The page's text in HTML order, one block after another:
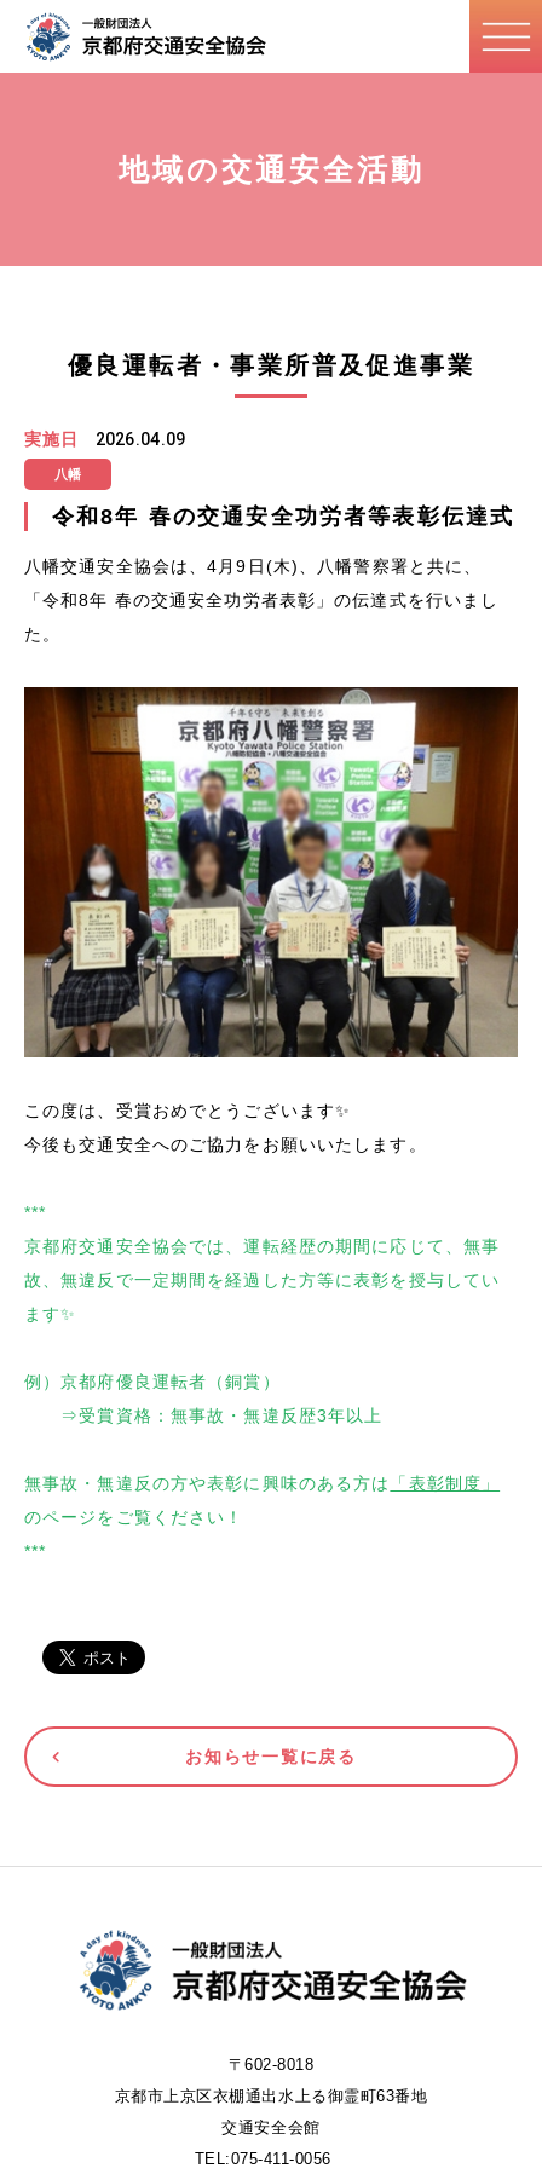
地域の交通安全活動
優良運転者・事業所普及促進事業
実施日 2026.04.09
八幡
令和8年 春の交通安全功労者等表彰伝達式
八幡交通安全協会は、4月9日(木)、八幡警察署と共に、
「令和8年 春の交通安全功労者表彰」の伝達式を行いまし
た。
この度は、受賞おめでとうございます✨
今後も交通安全へのご協力をお願いいたします。
***
京都府交通安全協会では、運転経歴の期間に応じて、無事
故、無違反で⼀定期間を経過した方等に表彰を授与してい
ます✨
例）京都府優良運転者（銅賞）
⇒受賞資格：無事故・無違反歴3年以上
無事故・無違反の方や表彰に興味のある方は
「表彰制度」
のページをご覧ください！
***
お知らせ一覧に戻る
〒602-8018
京都市上京区衣棚通出水上る御霊町63番地
交通安全会館
TEL:075-411-0056